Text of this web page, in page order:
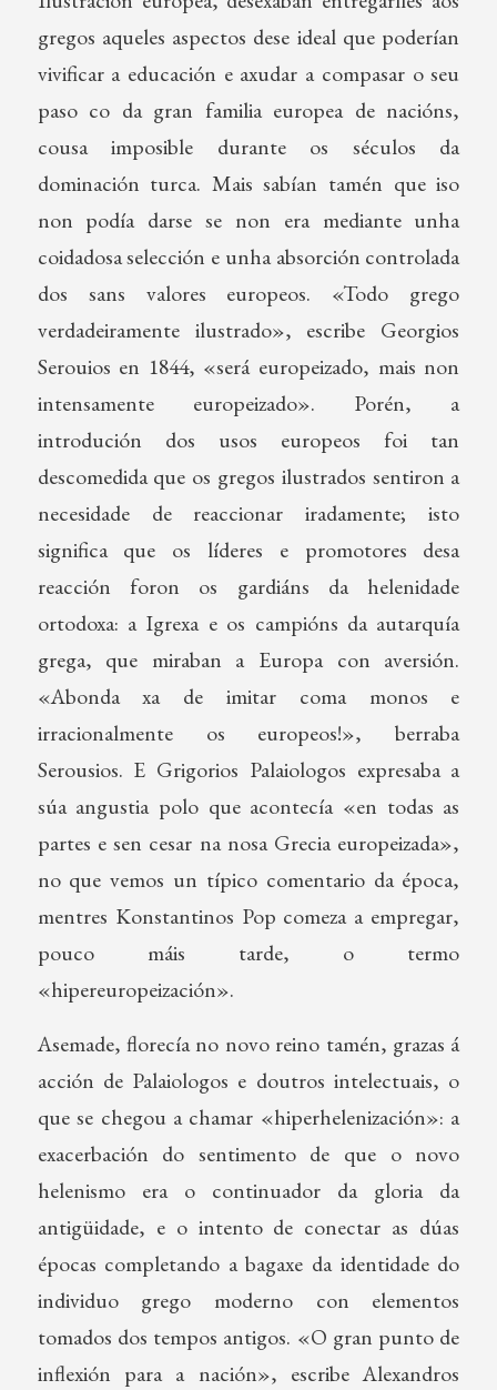
gregos aqueles aspectos dese ideal que poderían
vivificar a educación e axudar a compasar o seu
paso co da gran familia europea de nacións,
cousa imposible durante os séculos da
dominación turca. Mais sabían tamén que iso
non podía darse se non era mediante unha
coidadosa selección e unha absorción controlada
dos sans valores europeos. «Todo grego
verdadeiramente ilustrado», escribe Georgios
Serouios en 1844, «será europeizado, mais non
intensamente europeizado». Porén, a
introdución dos usos europeos foi tan
descomedida que os gregos ilustrados sentiron a
necesidade de reaccionar iradamente; isto
significa que os líderes e promotores desa
reacción foron os gardiáns da helenidade
ortodoxa: a Igrexa e os campións da autarquía
grega, que miraban a Europa con aversión.
«Abonda xa de imitar coma monos e
irracionalmente os europeos!», berraba
Serousios. E Grigorios Palaiologos expresaba a
súa angustia polo que acontecía «en todas as
partes e sen cesar na nosa Grecia europeizada»,
no que vemos un típico comentario da época,
mentres Konstantinos Pop comeza a empregar,
pouco máis tarde, o termo
«hipereuropeización».
Asemade, florecía no novo reino tamén, grazas á
acción de Palaiologos e doutros intelectuais, o
que se chegou a chamar «hiperhelenización»: a
exacerbación do sentimento de que o novo
helenismo era o continuador da gloria da
antigüidade, e o intento de conectar as dúas
épocas completando a bagaxe da identidade do
individuo grego moderno con elementos
tomados dos tempos antigos. «O gran punto de
inflexión para a nación», escribe Alexandros